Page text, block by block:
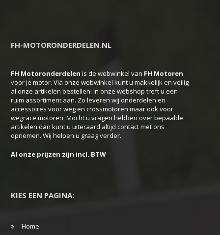
FH-MOTORONDERDELEN.NL
FH Motoronderdelen is de webwinkel van FH Motoren
voor je motor. Via onze webwinkel kunt u makkelijk en veilig
al onze artikelen bestellen. In onze webshop treft u een
ruim assortiment aan. Zo leveren wij onderdelen en
accessoires voor weg en crossmotoren maar ook voor
wegrace motoren. Mocht u vragen hebben over bepaalde
artikelen dan kunt u uiteraard altijd contact met ons
opnemen. Wij helpen u graag verder.
Al onze prijzen zijn incl. BTW
KIES EEN PAGINA:
Home